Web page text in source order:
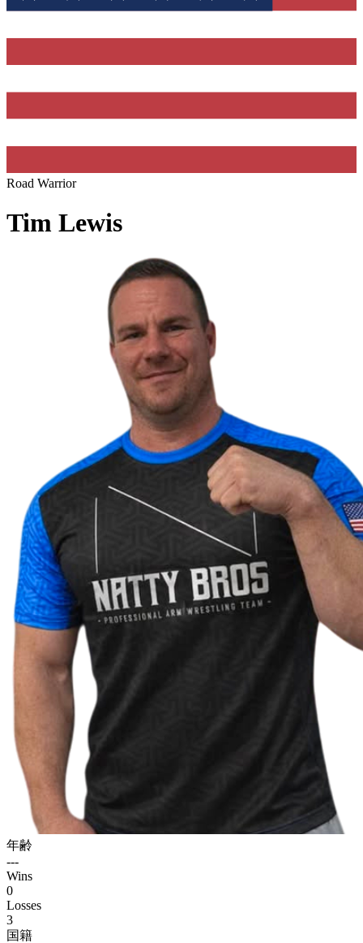
Road Warrior
Tim Lewis
年齢
---
Wins
0
Losses
3
国籍